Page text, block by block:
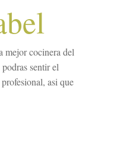
mejor cocinera del
sentir el
asi que